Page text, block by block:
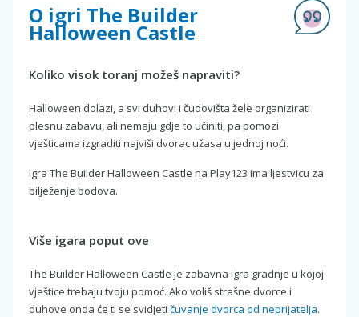
O igri The Builder
Halloween Castle
Koliko visok toranj možeš napraviti?
Halloween dolazi, a svi duhovi i čudovišta žele organizirati
plesnu zabavu, ali nemaju gdje to učiniti, pa pomozi
vješticama izgraditi najviši dvorac užasa u jednoj noći.
Igra The Builder Halloween Castle na Play123 ima ljestvicu za
bilježenje bodova.
Više igara poput ove
The Builder Halloween Castle je zabavna igra gradnje u kojoj
vještice trebaju tvoju pomoć. Ako voliš strašne dvorce i
duhove onda će ti se svidjeti čuvanje dvorca od neprijatelja.